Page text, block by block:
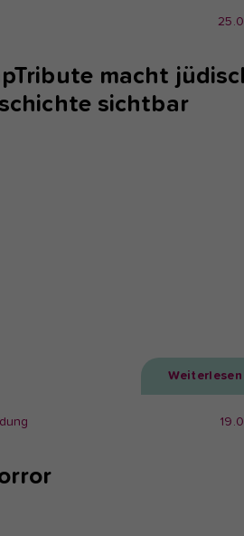
macht
sichtbar
Weiterlesen